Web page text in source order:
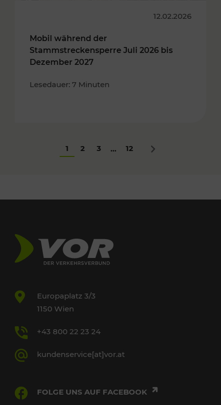
12.02.2026
Mobil während der
Stammstreckensperre Juli 2026 bis
Dezember 2027
Lesedauer: 7 Minuten
1 2 3 ... 12 Nächstes
Europaplatz 3/3
1150 Wien
+43 800 22 23 24
kundenservice[at]vor.at
FOLGE UNS AUF FACEBOOK